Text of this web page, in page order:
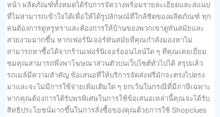
หน้า ผลิตภัณฑ์ทั้งหมดได้รับการจัดวางพร้อมรายละเอียดและสแนป
ที่ไม่สามารถเข้าใจได้เพื่อให้ได้รูปลักษณ์ที่ใกล้ชิดของผลิตภัณฑ์ ทุก
คนต้องการดูหรูหราและต้องการให้บ้านของพวกเขาดูทันสมัยและ
สวยงามมากขึ้น หากเฟอร์นิเจอร์ทันสมัยที่คุณกำลังมองหาไม่
สามารถหาซื้อได้จากร้านเฟอร์นิเจอร์ออนไลน์ใด ๆ ที่คุณเคยเยี่ยม
ชมคุณสามารถพึ่งพาโฆษณาส่วนตัวบนเว็บไซต์ทั่วไปได้ สรุปแล้ว
รถเมล์มีความสำคัญ ข้อเสนอที่ให้บริการจัดส่งฟรีมักจะตรงไปตรง
มาและจะไม่มีการใช้จ่ายเพิ่มเติมใด ๆ ยกเว้นในกรณีที่มีภาษีเฉพาะ
หากคุณต้องการได้รับพรพิเศษในการใช้ข้อเสนอเหล่านี้คุณจะได้รับ
สิทธิประโยชน์มากขึ้นในการสั่งซื้อของคุณด้วยการใช้ Shopclues